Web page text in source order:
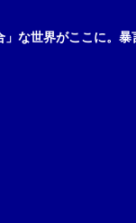
な世界がここに。暴